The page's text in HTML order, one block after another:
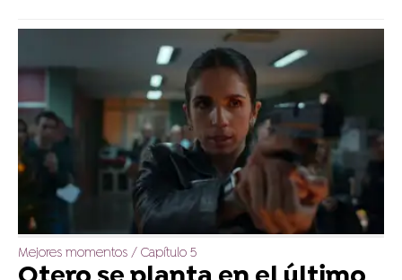
Mejores momentos / Capítulo 5